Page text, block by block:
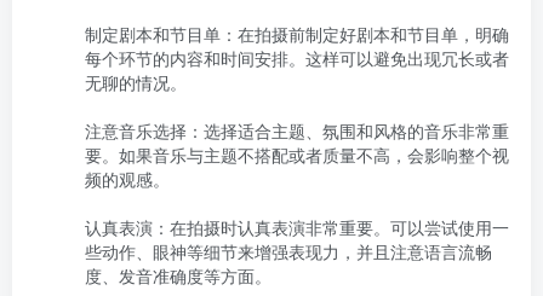
制定剧本和节目单：在拍摄前制定好剧本和节目单，明确
每个环节的内容和时间安排。这样可以避免出现冗长或者
无聊的情况。
注意音乐选择：选择适合主题、氛围和风格的音乐非常重
要。如果音乐与主题不搭配或者质量不高，会影响整个视
频的观感。
认真表演：在拍摄时认真表演非常重要。可以尝试使用一
些动作、眼神等细节来增强表现力，并且注意语言流畅
度、发音准确度等方面。